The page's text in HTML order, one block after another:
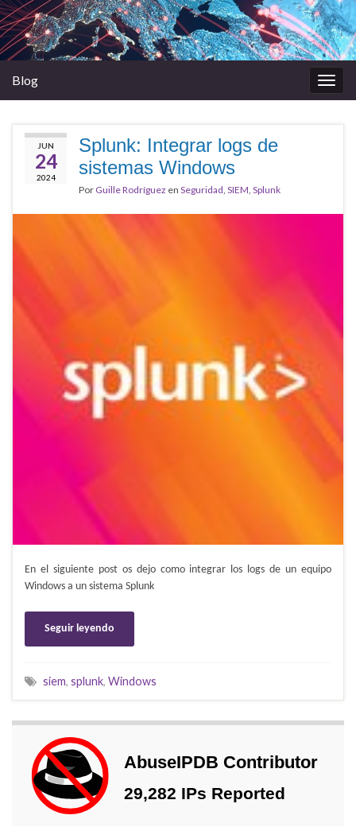
la
Blog
JUN
24
2024
Splunk: Integrar logs de
sistemas Windows
Por Guille Rodríguez en Seguridad SIEM Splunk
En el siguiente post os dejo como integrar los logs de un equipo
Windows a un sistema Splunk
Seguir leyendo
siem, splunk, Windows